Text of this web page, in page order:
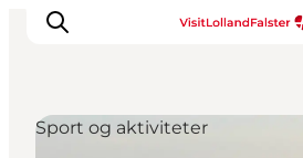
Sport og aktiviteter